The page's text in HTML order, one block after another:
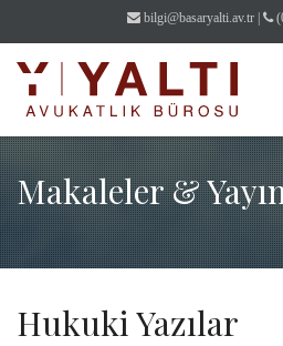
bilgi@basaryalti.av.tr
Makaleler &
Hukuki Yazılar